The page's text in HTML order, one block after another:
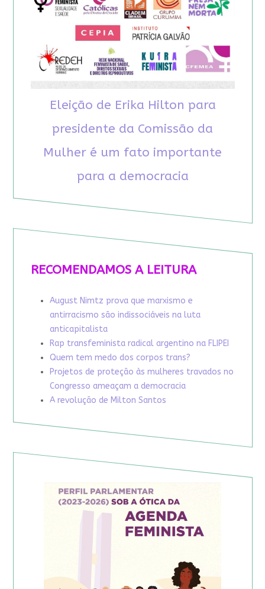
Eleição de Erika Hilton para
presidente da Comissão da
Mulher é um fato importante
para a democracia
RECOMENDAMOS A LEITURA
August Nimtz prova que marxismo e
antirracismo são indissociáveis na luta
anticapitalista
Rap transfeminista radical argentino na FLIPEI
Quem tem medo dos corpos trans?
Projetos de proteção às mulheres travados no
Congresso ameaçam a democracia
A revolução de Milton Santos